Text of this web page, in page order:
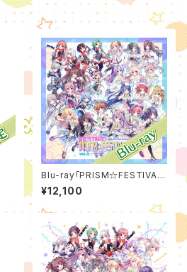
Blu-ray「PRISM☆FESTIVA
L!! vol.1 -Resistance-」
¥12,100